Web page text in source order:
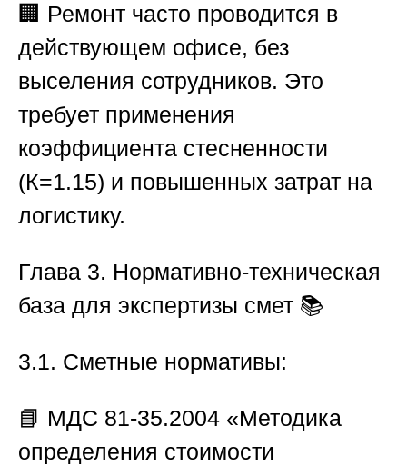
🏢 Ремонт часто проводится в
действующем офисе, без
выселения сотрудников. Это
требует применения
коэффициента стесненности
(К=1.15) и повышенных затрат на
логистику.
Глава 3. Нормативно-техническая
база для экспертизы смет 📚
3.1. Сметные нормативы:
📘 МДС 81-35.2004 «Методика
определения стоимости